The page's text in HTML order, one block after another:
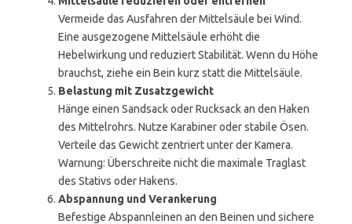
Vermeide das Ausfahren der Mittelsäule bei Wind.
Eine ausgezogene Mittelsäule erhöht die
Hebelwirkung und reduziert Stabilität. Wenn du Höhe
brauchst, ziehe ein Bein kurz statt die Mittelsäule.
Belastung mit Zusatzgewicht
Hänge einen Sandsack oder Rucksack an den Haken
des Mittelrohrs. Nutze Karabiner oder stabile Ösen.
Verteile das Gewicht zentriert unter der Kamera.
Warnung: Überschreite nicht die maximale Traglast
des Stativs oder Hakens.
Abspannung und Verankerung
Befestige Abspannleinen an den Beinen und sichere